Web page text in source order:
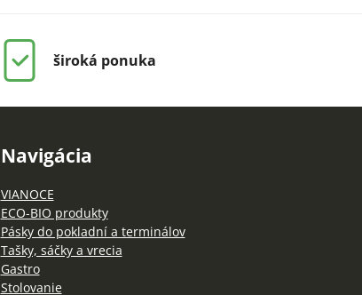
široká ponuka
Navigácia
VIANOCE
ECO-BIO produkty
Pásky do pokladní a terminálov
Tašky, sáčky a vrecia
Gastro
Stolovanie